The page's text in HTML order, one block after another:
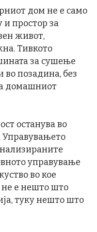
дом не е само
и простор за
живот,
Тивкото
за сушење
позадина, без
домашниот
останува во
Управувањето
управување
во кое
е нешто што
туку нешто што